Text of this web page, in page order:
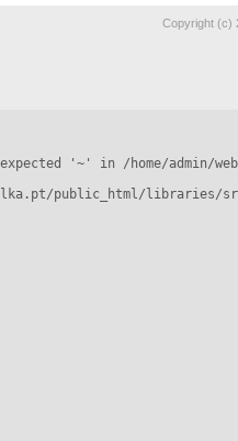
Copyright (c)
'~' in /home/admin/
public_html/libraries/